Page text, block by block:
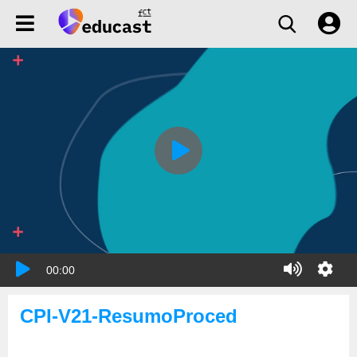
00:00
CPI-V21-ResumoProced